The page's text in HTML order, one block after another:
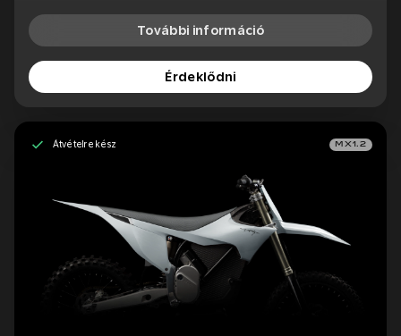
További információ
Érdeklődni
Átvételre kész MX1.2